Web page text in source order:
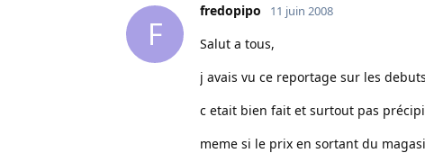
F
fredopipo 11 juin 2008
Salut a tous,
j avais vu ce reportage sur les
c etait bien fait et surtout pas
meme si le prix en sortant du